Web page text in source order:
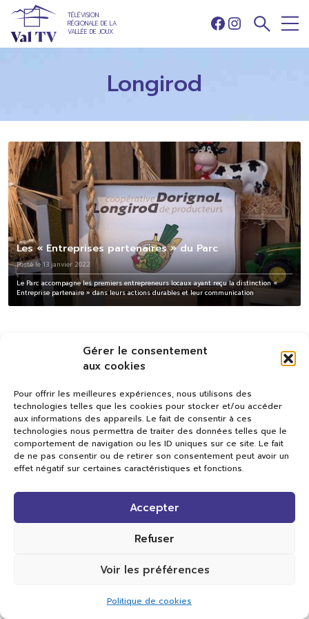
Gérer le consentement
aux cookies
Pour offrir les meilleures expériences, nous utilisons des
technologies telles que les cookies pour stocker et/ou accéder
aux informations des appareils. Le fait de consentir à ces
technologies nous permettra de traiter des données telles que le
comportement de navigation ou les ID uniques sur ce site. Le fait
de ne pas consentir ou de retirer son consentement peut avoir un
effet négatif sur certaines caractéristiques et fonctions.
Accepter
Refuser
Voir les préférences
Politique de cookies
TÉLÉVISION
RÉGIONALE DE LA
VALLÉE DE JOUX
Facebook
Instagram
Longirod
Les « Entreprises partenaires » du Parc
Posté le 13 janvier 2022
Le Parc accompagne les premiers entrepreneurs locaux ayant reçu la distinction «
Entreprise partenaire » dans leurs actions durables et leur communication
Val TV
Centre de Compétences Médias
Rue du Pont-Neuf 24
Tous droits réservés.
Réalisation Cavin-Baudat Digital Lab